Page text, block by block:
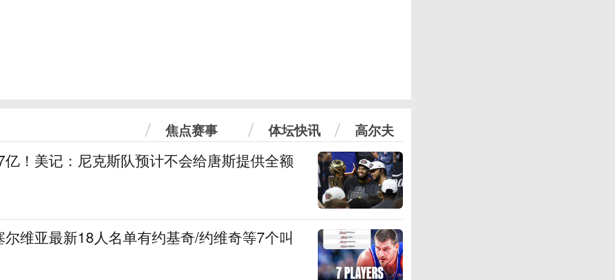
焦点赛事 体坛快讯 高尔夫
！美记：尼克斯队预计不会给唐斯提供全额
维亚最新18人名单有约基奇/约维奇等7个叫